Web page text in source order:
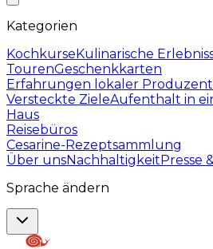
Kategorien
KochkurseKulinarische
TourenGeschenkkarten
Erfahrungen lokaler
Versteckte ZieleAufenthalt in
Haus
Reisebüros
Cesarine-Rezeptsammlung
Über unsNachhaltigkeitPresse
Sprache ändern